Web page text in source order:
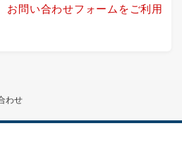
わせ
お問い合わせフォームをご利用